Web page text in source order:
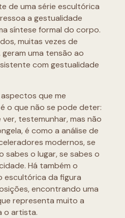
de uma série escultórica
a gestualidade
síntese formal do corpo.
muitas vezes de
geram uma tensão ao
com gestualidade
que me
o que não se pode deter:
testemunhar, mas não
é como a análise de
modernos, se
sabes o lugar, se sabes o
Há também o
escultórica da figura
encontrando uma
representa muito a
o artista.